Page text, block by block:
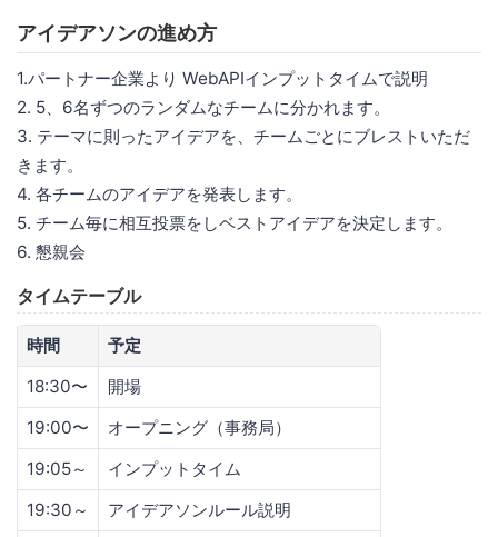
アイデアソンの進め方
1.パートナー企業より WebAPIインプットタイムで説明
2. 5、6名ずつのランダムなチームに分かれます。
3. テーマに則ったアイデアを、チームごとにブレストいただ
きます。
4. 各チームのアイデアを発表します。
5. チーム毎に相互投票をしベストアイデアを決定します。
6. 懇親会
タイムテーブル
時間
予定
18:30〜
開場
19:00〜
オープニング（事務局）
19:05～
インプットタイム
19:30～
アイデアソンルール説明